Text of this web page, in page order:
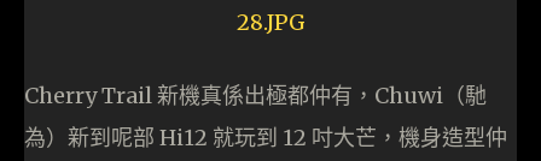
Cherry Trail 新機真係出極都仲有，Chuwi（馳
為）新到呢部 Hi12 就玩到 12 吋大芒，機身造型仲